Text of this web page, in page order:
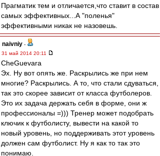
Прагматик тем и отличается,что ставит в состав
самых эффективных...А "поленья"
эффективными никак не назовешь.
naivniy -
31 май 2014 20:11
CheGuevara
Эх. Ну вот опять же. Раскрылись же при нем
многие? Раскрылись. А то, что стали сдуваться,
так это скорее зависит от класса футболеров.
Это их задача держать себя в форме, они ж
профессионалы =))) Тренер может подобрать
ключик к футболисту, вывести на какой то
новый уровень, но поддерживать этот уровень
должен сам футболист. Ну я как то так это
понимаю.